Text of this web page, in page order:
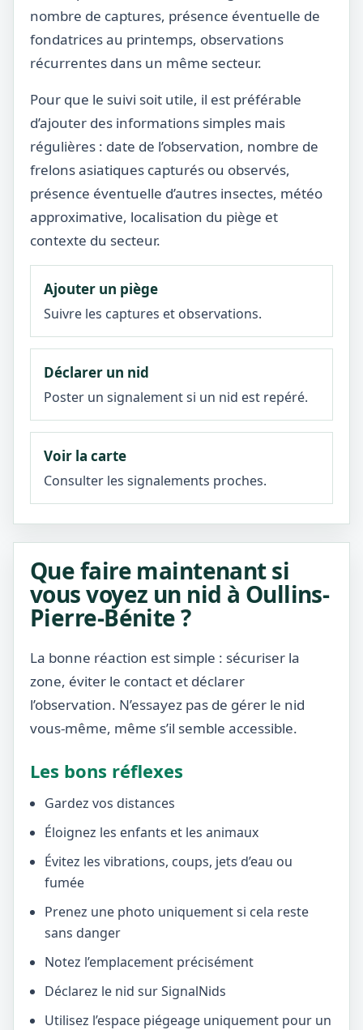
nombre de captures, présence éventuelle de
fondatrices au printemps, observations
récurrentes dans un même secteur.
Pour que le suivi soit utile, il est préférable
d’ajouter des informations simples mais
régulières : date de l’observation, nombre de
frelons asiatiques capturés ou observés,
présence éventuelle d’autres insectes, météo
approximative, localisation du piège et
contexte du secteur.
Ajouter un piège
Suivre les captures et observations.
Déclarer un nid
Poster un signalement si un nid est repéré.
Voir la carte
Consulter les signalements proches.
Que faire maintenant si
vous voyez un nid à Oullins-
Pierre-Bénite ?
La bonne réaction est simple : sécuriser la
zone, éviter le contact et déclarer
l’observation. N’essayez pas de gérer le nid
vous-même, même s’il semble accessible.
Les bons réflexes
Gardez vos distances
Éloignez les enfants et les animaux
Évitez les vibrations, coups, jets d’eau ou
fumée
Prenez une photo uniquement si cela reste
sans danger
Notez l’emplacement précisément
Déclarez le nid sur SignalNids
Utilisez l’espace piégeage uniquement pour un